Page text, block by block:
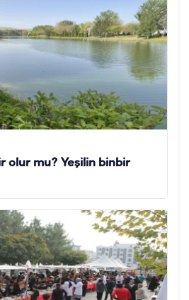
olur mu? Yeşilin binbir